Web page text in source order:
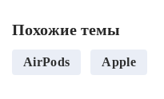
Похожие темы
AirPods Apple